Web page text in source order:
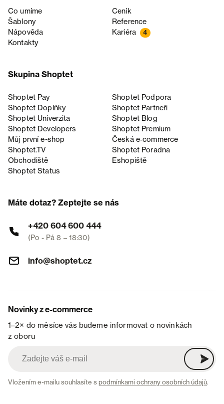
Co umíme
Ceník
Šablony
Reference
Nápověda
Kariéra 4
Kontakty
Skupina Shoptet
Shoptet Pay
Shoptet Podpora
Shoptet Doplňky
Shoptet Partneři
Shoptet Univerzita
Shoptet Blog
Shoptet Developers
Shoptet Premium
Můj první e-shop
Česká e‑commerce
Shoptet.TV
Shoptet Poradna
Obchodiště
Eshopiště
Shoptet Status
Máte dotaz? Zeptejte se nás
+420 604 600 444
(Po - Pá 8 – 18:30)
info@shoptet.cz
Novinky z e-commerce
1–2× do měsíce vás budeme informovat o novinkách
z oboru
Vložením e-mailu souhlasíte spodmínkami ochrany osobních údajů.